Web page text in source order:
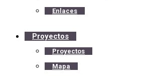
Enlaces
Proyectos
Proyectos
Mapa